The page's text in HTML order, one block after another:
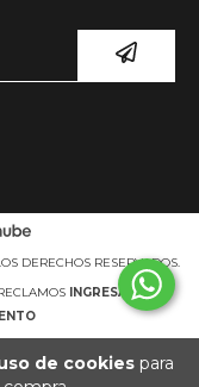
de cookiespara
DERECHOS RESERVADOS.
INGRESÁ ACÁ.